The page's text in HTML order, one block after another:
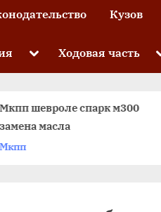
Кузов
Toggle
menu
Ходовая часть
Мкпп шевроле спарк м300
замена масла
Мкпп